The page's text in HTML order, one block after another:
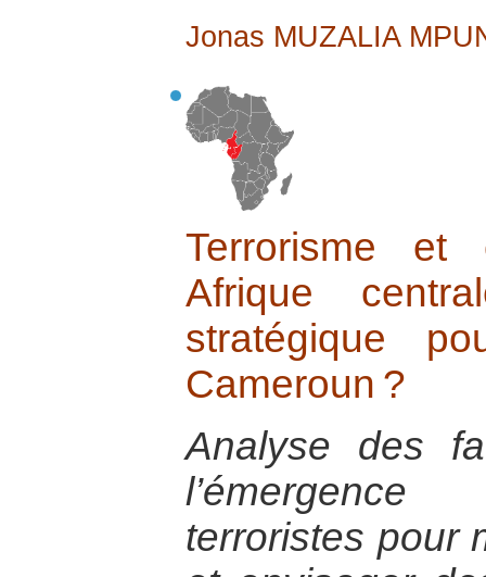
Jonas MUZALIA
Terrorisme et
Afrique
stratégique
Cameroun ?
Analyse des
terroristes pour